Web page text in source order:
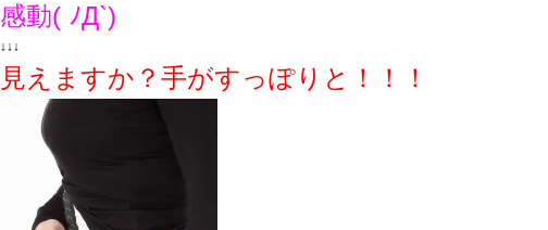
感動( ﾉД`)
↓↓↓
見えますか？手がすっぽりと！！！